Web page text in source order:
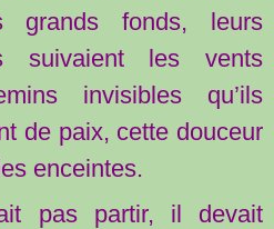
grands fonds, leurs
suivaient les vents
invisibles qu’ils
de paix, cette douceur
enceintes.
pas partir, il devait